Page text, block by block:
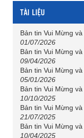
TÀI LIỆU
Bản tin Vui Mừng và
01/07/2026
Bản tin Vui Mừng và
09/04/2026
Bản tin Vui Mừng và
05/01/2026
Bản tin Vui Mừng và
10/10/2025
Bản tin Vui Mừng và
21/07/2025
Bản tin Vui Mừng và
10/04/2025